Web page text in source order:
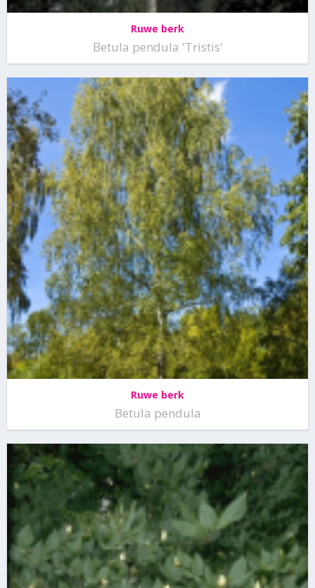
Ruwe berk
Betula pendula 'Tristis'
Ruwe berk
Betula pendula